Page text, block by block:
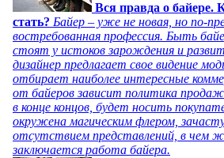
Вся правда о байере.
стать? Байер – уже не новая, но по-
востребованная профессия. Быть
стоят у истоков зарождения и
дизайнер предлагает свое видение
отбирает наиболее интересные
от байеров зависит политика
в конце концов, будет носить
окружена магическим флером,
отсутствием представлений, в чем
заключается работа байера.